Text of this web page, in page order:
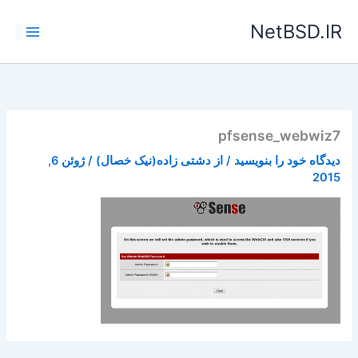
NetBSD.IR
pfsense_webwiz7
دیدگاه‌ خود را بنویسید / از دشتی زاده(نیک خصال)/
ژوئن 6,
2015